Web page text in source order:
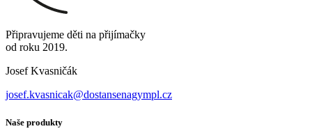
Připravujeme děti na přijímačky
od roku 2019.
Josef Kvasničák
josef.kvasnicak@dostansenagympl.cz
Naše produkty